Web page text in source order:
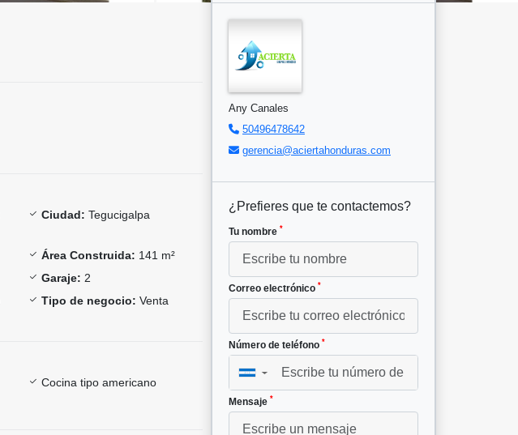
Ciudad: Tegucigalpa
Área Construida: 141 m²
Garaje: 2
Tipo de negocio: Venta
Cocina tipo americano
Any Canales
50496478642
gerencia@aciertahonduras.com
¿Prefieres que te contactemos?
Tu nombre *
Correo electrónico *
Número de teléfono *
▼
Mensaje *